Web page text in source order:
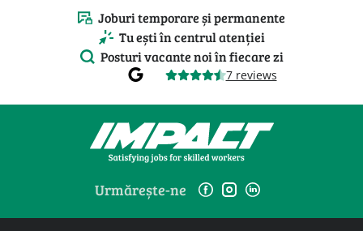
Joburi temporare și permanente
Tu ești în centrul atenției
Posturi vacante noi în fiecare zi
7 reviews
Urmărește-ne